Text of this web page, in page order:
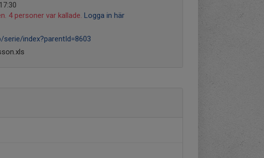
4 personer var kallade. Logga in här
index?parentId=8603